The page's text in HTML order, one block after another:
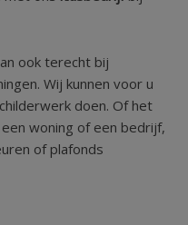
ook terecht bij
Wij kunnen voor u
doen. Of het
woning of een bedrijf,
of plafonds